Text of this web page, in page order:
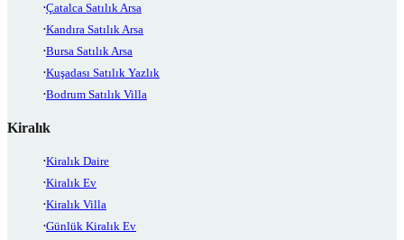
Çatalca Satılık Arsa
Kandıra Satılık Arsa
Bursa Satılık Arsa
Kuşadası Satılık Yazlık
Bodrum Satılık Villa
Kiralık
Kiralık Daire
Kiralık Ev
Kiralık Villa
Günlük Kiralık Ev